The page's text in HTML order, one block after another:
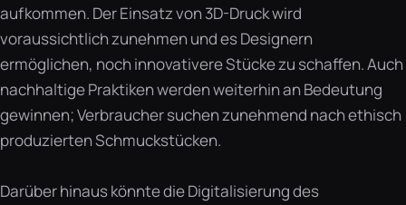
aufkommen. Der Einsatz von 3D-Druck wird
voraussichtlich zunehmen und es Designern
ermöglichen, noch innovativere Stücke zu schaffen. Auch
nachhaltige Praktiken werden weiterhin an Bedeutung
gewinnen; Verbraucher suchen zunehmend nach ethisch
produzierten Schmuckstücken.
Darüber hinaus könnte die Digitalisierung des